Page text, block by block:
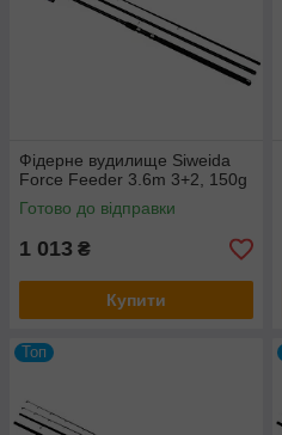
Фідерне вудилище Siweida
Force Feeder 3.6m 3+2, 150g
Готово до відправки
1 013 ₴
Купити
Топ